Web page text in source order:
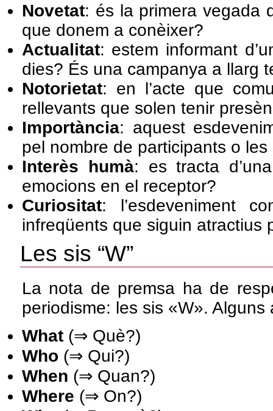
Novetat: és la primera vegada
que donem a conèixer?
Actualitat: estem informant
dies? És una campanya a llarg
Notorietat: en l’acte que
rellevants que solen tenir
Importància: aquest
pel nombre de participants o
Interès humà: es tracta
emocions en el receptor?
Curiositat: l’esdeveniment
infreqüents que siguin atractius
Les sis “W”
La nota de premsa ha de
periodisme: les sis «W».
What(⇒ Què?)
Who (⇒ Qui?)
When (⇒ Quan?)
Where (⇒ On?)